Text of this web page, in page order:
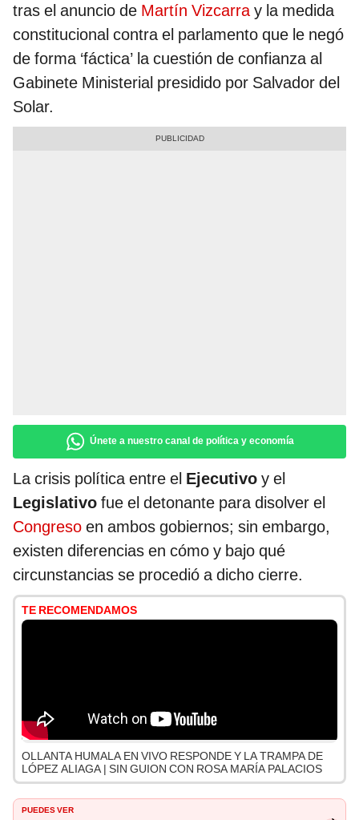
tras el anuncio de Martín Vizcarray la medida
constitucional contra el parlamento que le negó
de forma ‘fáctica’ la cuestión de confianza al
Gabinete Ministerial presidido por Salvador del
Solar.
Únete a nuestro canal de política y economía
La crisis política entre el Ejecutivo y el
Legislativo fue el detonante para disolver el
Congreso en ambos gobiernos; sin embargo,
existen diferencias en cómo y bajo qué
circunstancias se procedió a dicho cierre.
TE RECOMENDAMOS
OLLANTA HUMALA EN VIVO RESPONDE Y LA TRAMPA DE
LÓPEZ ALIAGA | SIN GUION CON ROSA MARÍA PALACIOS
PUEDES VER